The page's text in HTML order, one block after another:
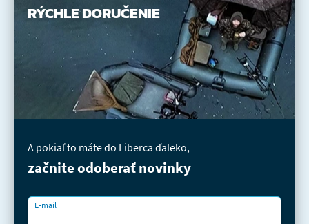
RÝCHLE DORUČENIE
A pokiaľ to máte do Liberca ďaleko,
začnite odoberať novinky
E-mail